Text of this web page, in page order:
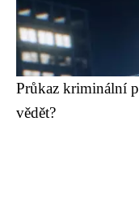
Průkaz kriminální
vědět?